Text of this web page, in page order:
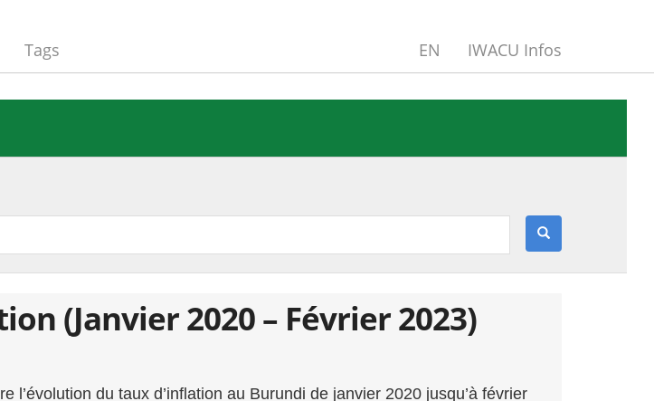
Tags EN IWACU Infos
(Janvier 2020 – Février 2023)
l’évolution du taux d’inflation au Burundi de janvier 2020 jusqu’à février